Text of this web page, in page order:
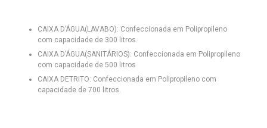
CAIXA D’ÁGUA(LAVABO): Confeccionada em Polipropileno
com capacidade de 300 litros.
CAIXA D’ÁGUA(SANITÁRIOS): Confeccionada em Polipropileno
com capacidade de 500 litros
CAIXA DETRITO: Confeccionada em Polipropileno com
capacidade de 700 litros.